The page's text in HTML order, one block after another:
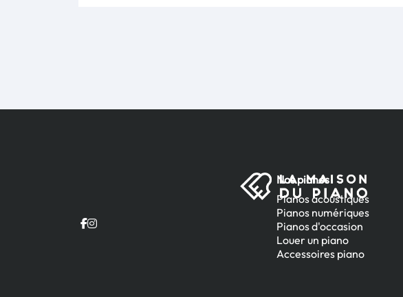
Nos pianos
Pianos acoustiques
Pianos numériques
Pianos d'occasion
Louer un piano
Accessoires piano